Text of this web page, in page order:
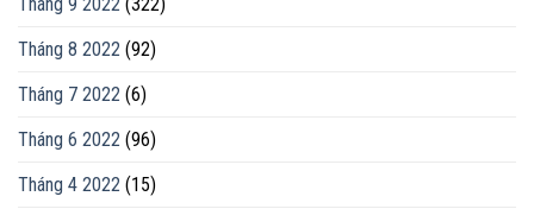
Tháng 8 2022 (92)
Tháng 7 2022 (6)
Tháng 6 2022 (96)
Tháng 4 2022 (15)